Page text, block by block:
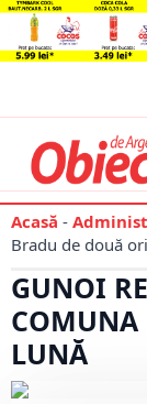
Acasă -
Bradu de două
GUNOI
COMUNA
LUNĂ